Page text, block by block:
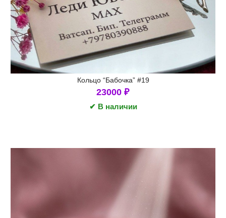
Кольцо “Бабочка” #19
23000 ₽
✔ В наличии